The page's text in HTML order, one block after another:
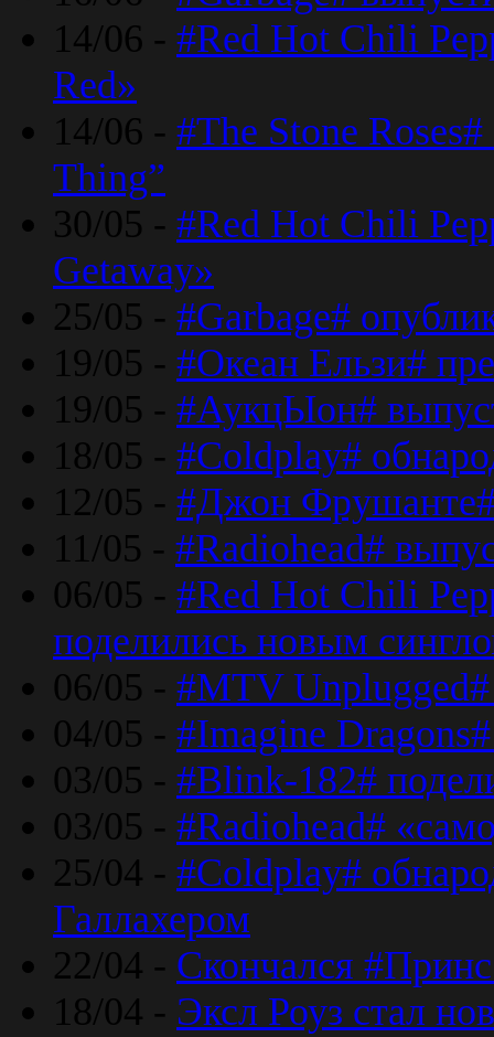
14/06 - #Red Hot Chili
Red»
14/06 - #The Stone
Thing”
30/05 - #Red Hot Chili
Getaway»
25/05 - #Garbage#
19/05 - #Океан Ельзи#
19/05 - #АукцЫон#
18/05 - #Coldplay#
12/05 - #Джон
11/05 - #Radiohead#
06/05 - #Red Hot Chili
поделились новым
06/05 - #MTV Unplugged#
04/05 - #Imagine
03/05 - #Blink-182#
03/05 - #Radiohead#
25/04 - #Coldplay#
Галлахером
22/04 - Скончался
18/04 - Эксл Роуз стал